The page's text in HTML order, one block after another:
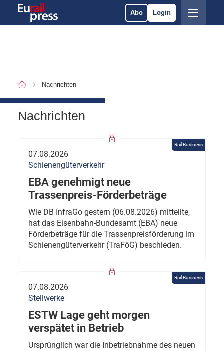
Abo Login
Nachrichten
Nachrichten
Rail Business
07.08.2026
Schienengüterverkehr
EBA genehmigt neue
Trassenpreis-Förderbeträge
Wie DB InfraGo gestern (06.08.2026) mitteilte,
hat das Eisenbahn-Bundesamt (EBA) neue
Förderbeträge für die Trassenpreisförderung im
Schienengüterverkehr (TraFöG) beschieden.
Rail Business
07.08.2026
Stellwerke
ESTW Lage geht morgen
verspätet in Betrieb
Ursprünglich war die Inbetriebnahme des neuen